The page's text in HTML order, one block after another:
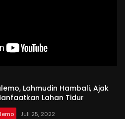
Lahan Tidur
Juli 25, 2022